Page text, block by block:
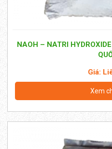
NAOH – NATRI
Giá:
Xem